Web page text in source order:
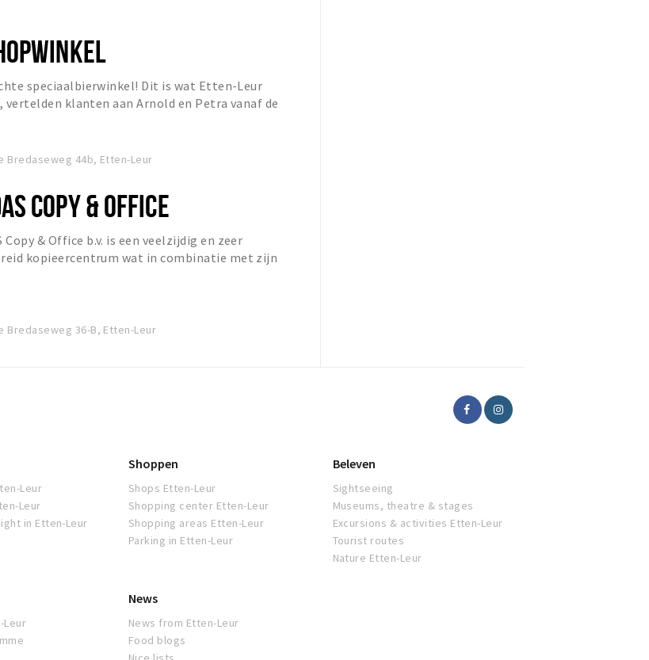
speciaalbierwinkel! Dit is wat Etten-Leur
vertelden klanten aan Arnold en Petra vanaf de
Bredaseweg 44b, Etten-Leur
COPY & OFFICE
Copy & Office b.v. is een veelzijdig en zeer
kopieercentrum wat in combinatie met zijn
Bredaseweg 36-B, Etten-Leur
Leur
Leur
in Etten-Leur
Shoppen
Shops Etten-Leur
Shopping center Etten-Leur
Shopping areas Etten-Leur
Parking in Etten-Leur
Beleven
Sightseeing
Museums, theatre & stages
Excursions & activities Etten-Leur
Tourist routes
Nature Etten-Leur
Leur
News
News from Etten-Leur
Food blogs